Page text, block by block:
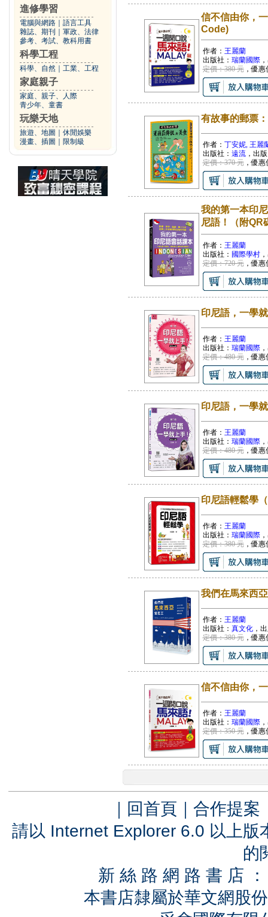
進修學習
電腦與網路
語言工具
雜誌、期刊
軍政、法律
參考、考試、教科用書
科學工程
科學、自然 工業、工程
家庭親子
家庭、親子、人際
青少年、童書
玩樂天地
旅遊、地圖
休閒娛樂
漫畫、插圖
限制級
信不信由你，
Code)
作者： 王麗蘭
出版社： 瑞蘭國際
定價：380 元，優惠
有故事的郵票
作者： 丁安妮, 王麗
出版社： 遠流，出
定價：370 元，優惠
我的第一本印
尼語！（附QR
作者： 王麗蘭
出版社： 國際學村
定價：720 元，優惠
印尼語，一學
作者： 王麗蘭
出版社： 瑞蘭國際
定價：480 元，優惠
印尼語，一學
作者： 王麗蘭
出版社： 瑞蘭國際
定價：480 元，優惠
印尼語輕鬆學
作者： 王麗蘭
出版社： 瑞蘭國際
定價：380 元，優惠
我們在馬來西
作者： 王麗蘭
出版社： 真文化，
定價：380 元，優惠
信不信由你，
作者： 王麗蘭
出版社： 瑞蘭國際
定價：350 元，優惠
｜ 回首頁 ｜ 合作提案
請以 Internet Explorer 6.0 以上
的
新 絲 路 網 路 書 店
本書店隸屬於華文網股